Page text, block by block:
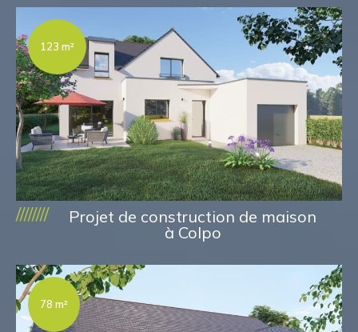
123 m²
////////
Projet de construction de maison
à Colpo
78 m²